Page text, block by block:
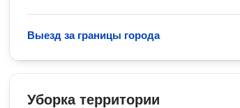
Выезд за границы города
Уборка территории